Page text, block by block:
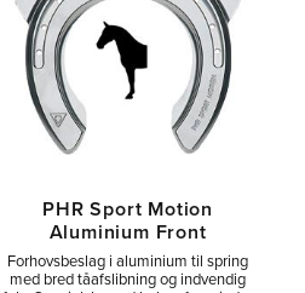
PHR Sport Motion
Aluminium Front
Forhovsbeslag i aluminium til spring
med bred tåafslibning og indvendig